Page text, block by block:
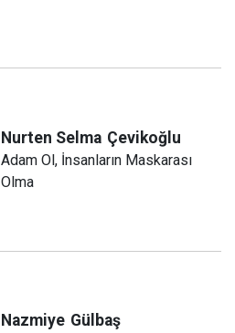
Nurten Selma Çevikoğlu
Adam Ol, İnsanların Maskarası
Olma
Nazmiye Gülbaş